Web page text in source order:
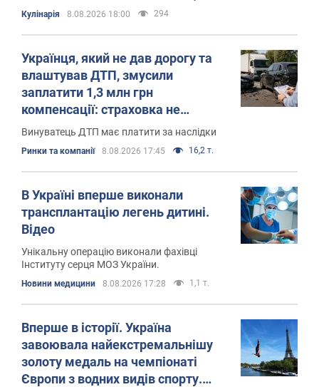
Кулінарія 8.08.2026 18:00 294
Українця, який не дав дорогу та
влаштував ДТП, змусили
заплатити 1,3 млн грн
компенсації: страховка не
допомогла
Винуватець ДТП має платити за наслідки
Ринки та компанії 8.08.2026 17:45 16,2 т.
В Україні вперше виконали
трансплантацію легень дитині.
Відео
Унікальну операцію виконали фахівці
Інституту серця МОЗ України.
Новини медицини 8.08.2026 17:28 1,1 т.
Вперше в історії. Україна
завоювала найекстремальнішу
золоту медаль на чемпіонаті
Європи з водних видів спорту.